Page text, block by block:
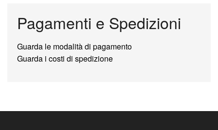
Pagamenti e Spedizioni
Guarda le modalità di pagamento
Guarda i costi di spedizione